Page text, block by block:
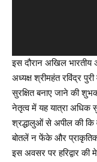
इस दौरान अखिल भारतीय
अध्यक्ष श्रीमहंत रविंद्र
सुरक्षित बनाए जाने की
नेतृत्व में यह यात्रा अधिक
श्रद्धालुओं से अपील की कि वे
बोतलें न फेंके और प्राकृतिक
इस अवसर पर हरिद्वार